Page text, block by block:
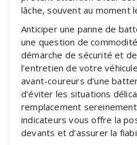
lâche, souvent au moment
Anticiper une panne de
une question de
démarche de sécurité et
l’entretien de votre
avant-coureurs d’une
d’éviter les situations
remplacement
indicateurs vous offre la
devants et d’assurer la